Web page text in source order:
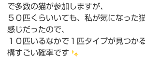
で多数の猫が参加しますが、
５０匹くらいいても、私が気になった
感じだったので、
１０匹いるなかで１匹タイプが見つか
構すごい確率です